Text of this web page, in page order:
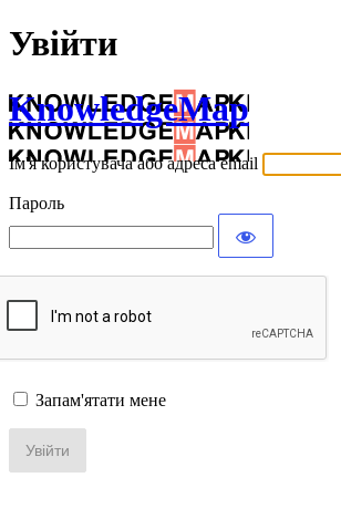
Увійти
KnowledgeMap
Ім'я користувача або адреса email
Пароль
Запам'ятати мене